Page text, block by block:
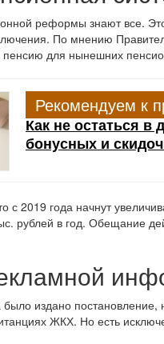
реформы знают все.
По мнению
пенсию для нынешних
Рекомендуем к
Как не остаться в
бонусных и
с 2019 года начнут
рублей в год. Обещание
издано
ЖКХ. Но есть